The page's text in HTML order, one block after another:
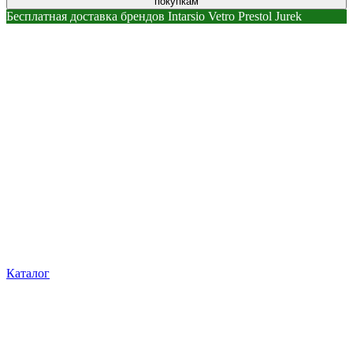
Бесплатная доставка брендов Intarsio Vetro Prestol Jurek
Каталог